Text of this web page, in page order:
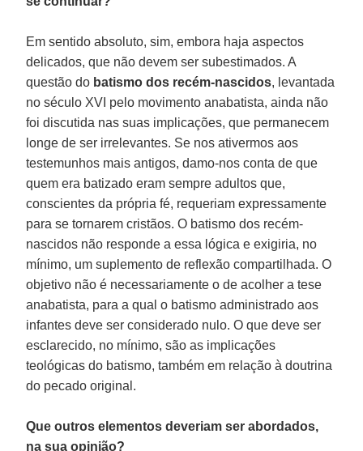
Em sentido absoluto, sim, embora haja aspectos
delicados, que não devem ser subestimados. A
questão do batismo dos recém-nascidos, levantada
no século XVI pelo movimento anabatista, ainda não
foi discutida nas suas implicações, que permanecem
longe de ser irrelevantes. Se nos ativermos aos
testemunhos mais antigos, damo-nos conta de que
quem era batizado eram sempre adultos que,
conscientes da própria fé, requeriam expressamente
para se tornarem cristãos. O batismo dos recém-
nascidos não responde a essa lógica e exigiria, no
mínimo, um suplemento de reflexão compartilhada. O
objetivo não é necessariamente o de acolher a tese
anabatista, para a qual o batismo administrado aos
infantes deve ser considerado nulo. O que deve ser
esclarecido, no mínimo, são as implicações
teológicas do batismo, também em relação à doutrina
do pecado original.
Que outros elementos deveriam ser abordados,
na sua opinião?